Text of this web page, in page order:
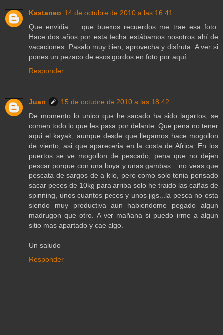
Kastaneo 14 de octubre de 2010 a las 16:41
Que envidia ... que buenos recuerdos me trae esa foto.
Hace dos años por esta fecha estábamos nosotros ahí de
vacaciones. Pasalo muy bien, aprovecha y disfruta. A ver si
pones un pezaco de esos gordos en foto por aquí.
Responder
Juan
15 de octubre de 2010 a las 18:42
De momento lo unico que he sacado ha sido lagartos, se
comen todo lo que les pasa por delante. Que pena no tener
aqui el kayak, aunque desde que llegamos hace mogollon
de viento, asi que apareceria en la costa de Africa. En los
puertos se ve mogollon de pescado, pena que no dejen
pescar porque con una boya y unas gambas....no veas que
pescata de sargos de a kilo, pero como solo tenia pensado
sacar peces de 10kg para arriba solo he traido las cañas de
spinning, unos cuantos peces y unos jigs...la pesca no esta
siendo muy productiva aun habiendome pegado algun
madrugon que otro. A ver mañana si puedo irme a algun
sitio mas apartado y cae algo.
Un saludo
Responder